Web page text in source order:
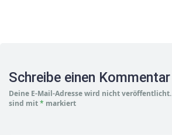
Schreibe einen Kommentar
Deine E-Mail-Adresse wird nicht veröffentlicht.
sind mit* markiert